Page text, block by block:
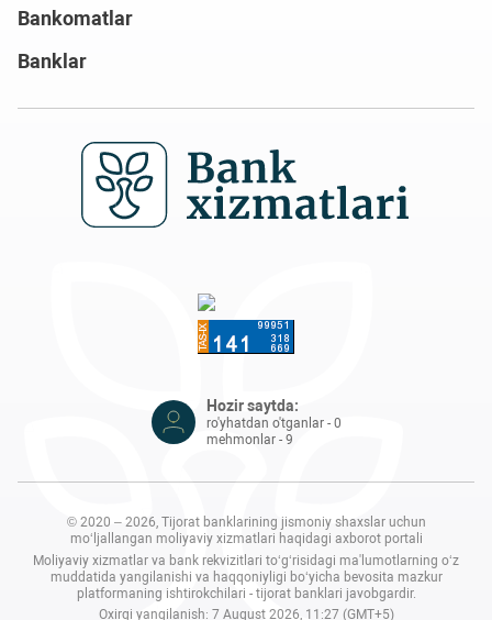
Bankomatlar
Banklar
Hozir saytda:
ro'yhatdan o'tganlar - 0
mehmonlar - 9
© 2020 – 2026, Tijorat banklarining jismoniy shaxslar uchun
mo‘ljallangan moliyaviy xizmatlari haqidagi axborot portali
Moliyaviy xizmatlar va bank rekvizitlari to‘g‘risidagi ma'lumotlarning o‘z
muddatida yangilanishi va haqqoniyligi bo‘yicha bevosita mazkur
platformaning ishtirokchilari - tijorat banklari javobgardir.
Oxirgi yangilanish: 7 August 2026, 11:27 (GMT+5)